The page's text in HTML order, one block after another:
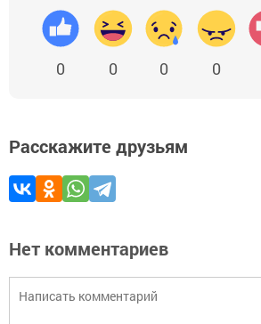
0 0 0 0
Расскажите друзьям
Нет комментариев